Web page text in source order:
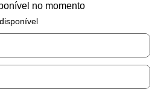
no momento